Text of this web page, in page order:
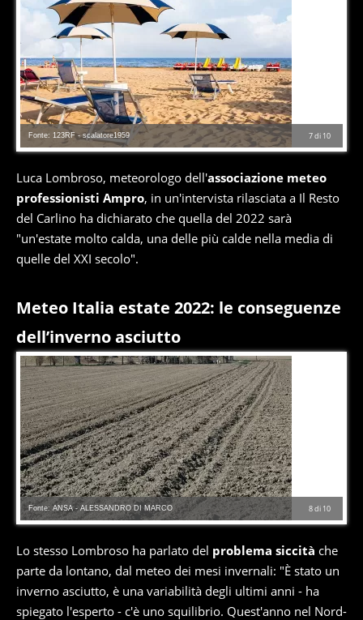
7di 10
Fonte: 123RF - scalatore1959
Luca Lombroso, meteorologo dell'associazione meteo
professionisti Ampro, in un'intervista rilasciata a Il Resto
del Carlino ha dichiarato che quella del 2022 sarà
"un'estate molto calda, una delle più calde nella media di
quelle del XXI secolo".
Meteo Italia estate 2022: le conseguenze
dell’inverno asciutto
8di 10
Fonte: ANSA - ALESSANDRO DI MARCO
Lo stesso Lombroso ha parlato del problema siccità che
parte da lontano, dal meteo dei mesi invernali: "È stato un
inverno asciutto, è una variabilità degli ultimi anni - ha
spiegato l'esperto - c'è uno squilibrio. Quest'anno nel Nord-